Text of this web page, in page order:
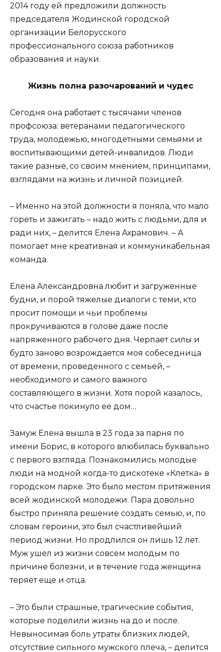
2014 году ей предложили должность
председателя Жодинской городской
организации Белорусского
профессионального союза работников
образования и науки.
Жизнь полна разочарований и чудес
Сегодня она работает с тысячами членов
профсоюза: ветеранами педагогического
труда, молодежью, многодетными семьями и
воспитывающими детей-инвалидов. Люди
такие разные, со своим мнением, принципами,
взглядами на жизнь и личной позицией.
– Именно на этой должности я поняла, что мало
гореть и зажигать – надо жить с людьми, для и
ради них, – делится Елена Ахрамович. – А
помогает мне креативная и коммуникабельная
команда.
Елена Александровна любит и загруженные
будни, и порой тяжелые диалоги с теми, кто
просит помощи и чьи проблемы
прокручиваются в голове даже после
напряженного рабочего дня. Черпает силы и
будто заново возрождается моя собеседница
от времени, проведенного с семьей, –
необходимого и самого важного
составляющего в жизни. Хотя порой казалось,
что счастье покинуло ее дом…
Замуж Елена вышла в 23 года за парня по
имени Борис, в которого влюбилась буквально
с первого взгляда. Познакомились молодые
люди на модной когда-то дискотеке «Клетка» в
городском парке. Это было местом притяжения
всей жодинской молодежи. Пара довольно
быстро приняла решение создать семью, и, по
словам героини, это был счастливейший
период жизни. Но продлился он лишь 12 лет.
Муж ушел из жизни совсем молодым по
причине болезни, и в течение года женщина
теряет еще и отца.
– Это были страшные, трагические события,
которые поделили жизнь на до и после.
Невыносимая боль утраты близких людей,
отсутствие сильного мужского плеча, – делится